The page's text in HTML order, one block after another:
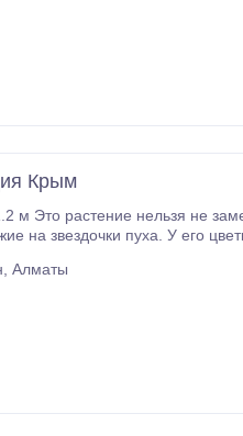
Крым
пуха. У его цветков
Алматы